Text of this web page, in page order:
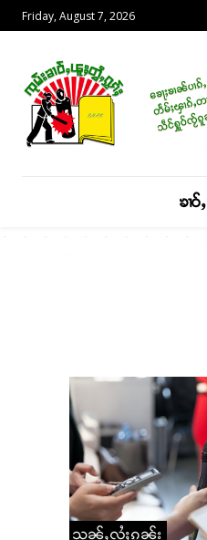
Friday, August 7, 2026
ၶၢဝ်ႇ
သုၼ်ႇလႆႈၵူၼ်း